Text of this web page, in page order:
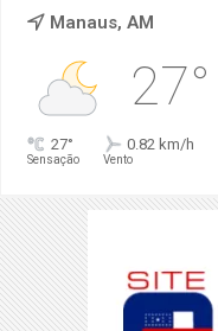
Manaus, AM
27°
27°
Sensação
0.82 km/h
Vento